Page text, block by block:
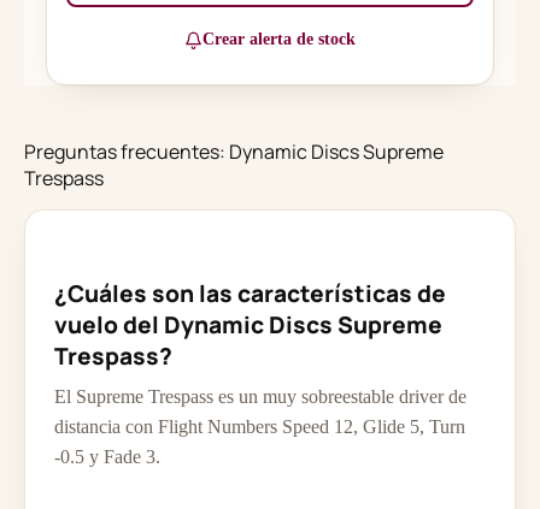
Crear alerta de stock
Preguntas frecuentes: Dynamic Discs Supreme
Trespass
¿Cuáles son las características de
vuelo del Dynamic Discs Supreme
Trespass?
El Supreme Trespass es un muy sobreestable driver de
distancia con Flight Numbers Speed 12, Glide 5, Turn
-0.5 y Fade 3.